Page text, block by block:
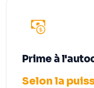
Prime à
Selon la